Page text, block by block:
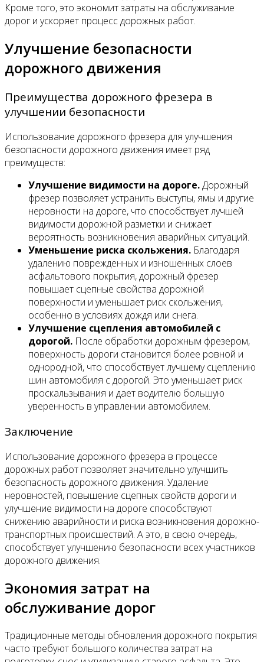
Кроме того, это экономит затраты на обслуживание
дорог и ускоряет процесс дорожных работ.
Улучшение безопасности
дорожного движения
Преимущества дорожного фрезера в
улучшении безопасности
Использование дорожного фрезера для улучшения
безопасности дорожного движения имеет ряд
преимуществ:
Улучшение видимости на дороге.Дорожный
фрезер позволяет устранить выступы, ямы и другие
неровности на дороге, что способствует лучшей
видимости дорожной разметки и снижает
вероятность возникновения аварийных ситуаций.
Уменьшение риска скольжения. Благодаря
удалению поврежденных и изношенных слоев
асфальтового покрытия, дорожный фрезер
повышает сцепные свойства дорожной
поверхности и уменьшает риск скольжения,
особенно в условиях дождя или снега.
Улучшение сцепления автомобилей с
дорогой. После обработки дорожным фрезером,
поверхность дороги становится более ровной и
однородной, что способствует лучшему сцеплению
шин автомобиля с дорогой. Это уменьшает риск
проскальзывания и дает водителю большую
уверенность в управлении автомобилем.
Заключение
Использование дорожного фрезера в процессе
дорожных работ позволяет значительно улучшить
безопасность дорожного движения. Удаление
неровностей, повышение сцепных свойств дороги и
улучшение видимости на дороге способствуют
снижению аварийности и риска возникновения дорожно-
транспортных происшествий. А это, в свою очередь,
способствует улучшению безопасности всех участников
дорожного движения.
Экономия затрат на
обслуживание дорог
Традиционные методы обновления дорожного покрытия
часто требуют большого количества затрат на